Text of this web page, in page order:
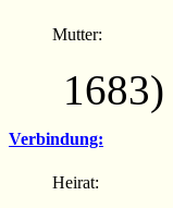
Mutter:
1683)
Verbindung:
Heirat: